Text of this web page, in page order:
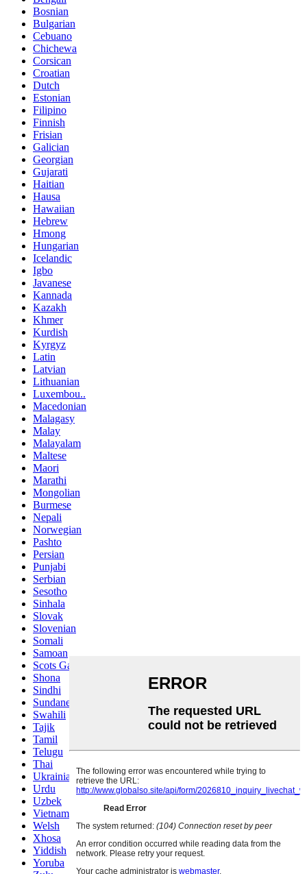
Bosnian
Bulgarian
Cebuano
Chichewa
Corsican
Croatian
Dutch
Estonian
Filipino
Finnish
Frisian
Galician
Georgian
Gujarati
Haitian
Hausa
Hawaiian
Hebrew
Hmong
Hungarian
Icelandic
Igbo
Javanese
Kannada
Kazakh
Khmer
Kurdish
Kyrgyz
Latin
Latvian
Lithuanian
Luxembou..
Macedonian
Malagasy
Malay
Malayalam
Maltese
Maori
Marathi
Mongolian
Burmese
Nepali
Norwegian
Pashto
Persian
Punjabi
Serbian
Sesotho
Sinhala
Slovak
Slovenian
Somali
Samoan
Scots Gaelic
Shona
Sindhi
Sundanese
Swahili
Tajik
Tamil
Telugu
Thai
Ukrainian
Urdu
Uzbek
Vietnamese
Welsh
Xhosa
Yiddish
Yoruba